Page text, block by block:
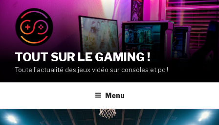
contenu
principal
TOUT SUR LE GAMING !
Toute l'actualité des jeux vidéo sur consoles et pc !
Menu